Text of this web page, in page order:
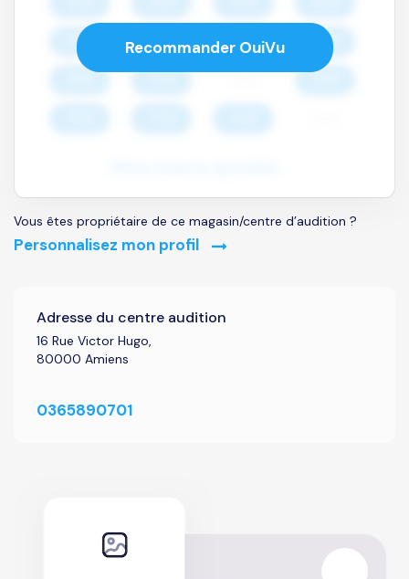
Recommander OuiVu
Vous êtes propriétaire de ce magasin/centre d’audition ?
Personnalisez mon profil
Adresse du centre audition
16 Rue Victor Hugo,
80000 Amiens
0365890701